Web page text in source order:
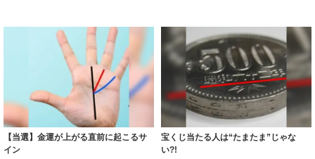
【当選】金運が上がる直前に起こるサ
イン
宝くじ当たる人は“たまたま”じゃな
い?!